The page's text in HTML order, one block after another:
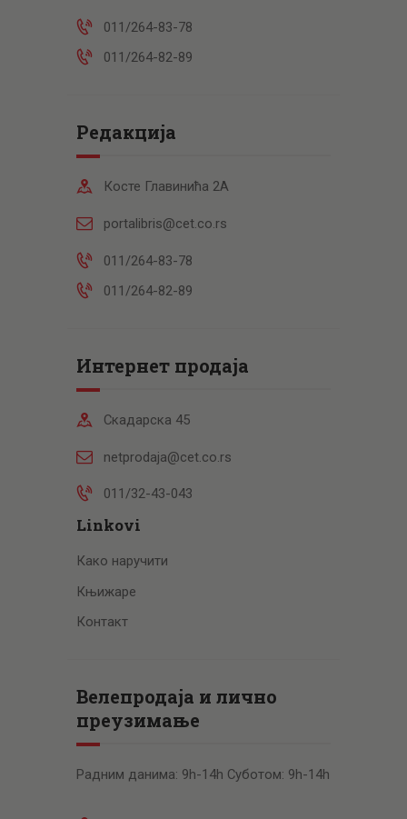
011/264-83-78
011/264-82-89
Редакција
Косте Главинића 2А
portalibris@cet.co.rs
011/264-83-78
011/264-82-89
Интернет продаја
Скадарска 45
netprodaja@cet.co.rs
011/32-43-043
Linkovi
Како наручити
Књижаре
Контакт
Велепродаја и лично
преузимање
Радним данима: 9h-14h Суботом: 9h-14h